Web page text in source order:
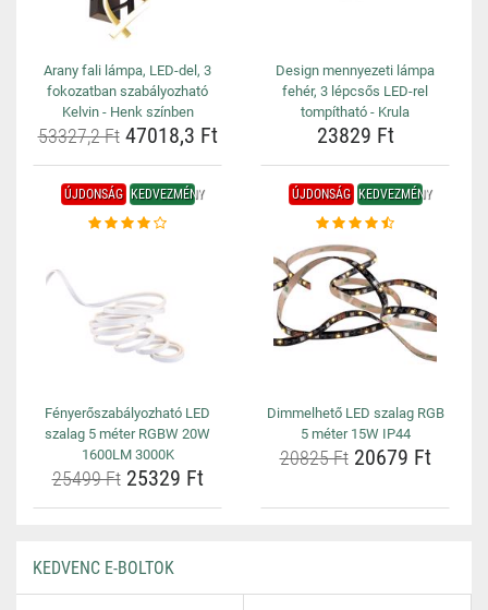
Arany fali lámpa, LED-del, 3
fokozatban szabályozható
Kelvin - Henk színben
53327,2 Ft47018,3 Ft
Design mennyezeti lámpa
fehér, 3 lépcsős LED-rel
tompítható - Krula
23829 Ft
ÚJDONSÁG KEDVEZMÉNY
Fényerőszabályozható LED
szalag 5 méter RGBW 20W
1600LM 3000K
25499 Ft25329 Ft
ÚJDONSÁG KEDVEZMÉNY
Dimmelhető LED szalag RGB
5 méter 15W IP44
20825 Ft20679 Ft
KEDVENC E-BOLTOK